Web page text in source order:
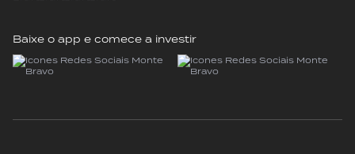
Baixe o app e comece a investir